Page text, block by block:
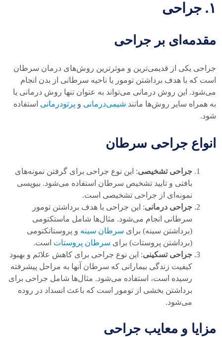
۱. جراحی
مقدمه‌ای بر جراحی
جراحی یکی از قدیمی‌ترین و موثرترین روش‌های درمان سرطان
است که با هدف برداشتن تومور یا ناحیه سرطانی از بدن انجام
می‌شود. این روش درمانی می‌تواند به عنوان تنها روش درمانی یا
به همراه سایر روش‌ها مانند شیمی‌درمانی و پرتودرمانی استفاده
شود.
انواع جراحی سرطان
جراحی تشخیصی: این نوع جراحی برای گرفتن نمونه‌های
بافتی و تایید تشخیص سرطان استفاده می‌شود. بیوپسی
نمونه‌ای از جراحی تشخیصی است.
جراحی درمانی: این جراحی با هدف برداشتن تومور
سرطانی انجام می‌شود. مثال‌ها شامل ماستکتومی
(برداشتن سینه) برای سرطان سینه و پروستاتکتومی
(برداشتن پروستات) برای سرطان پروستات است.
جراحی تسکینی: این نوع جراحی برای کاهش علائم و بهبود
کیفیت زندگی بیمارانی که سرطان آنها به مراحل پیشرفته
رسیده است، استفاده می‌شود. مثال‌ها شامل جراحی برای
برداشتن بخشی از تومور است که باعث انسداد در روده
می‌شود.
مزایا و معایب جراحی